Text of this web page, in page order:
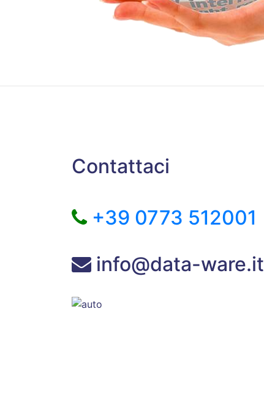
Contattaci
+39 0773 512001
info@data-ware.it